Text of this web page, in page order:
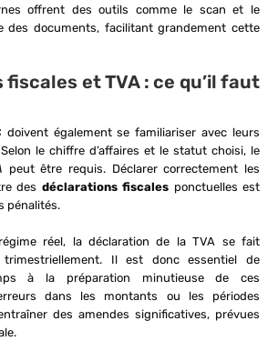
offrent des outils comme le scan et le
des documents, facilitant grandement cette
et TVA : ce qu’il faut
doivent également se familiariser avec leurs
le chiffre d’affaires et le statut choisi, le
peut être requis. Déclarer correctement les
des déclarations fiscales ponctuelles est
pénalités.
réel, la déclaration de la TVA se fait
trimestriellement. Il est donc essentiel de
à la préparation minutieuse de ces
dans les montants ou les périodes
des amendes significatives, prévues